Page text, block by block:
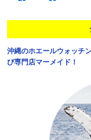
沖縄のホエールウォッチ
び専門店マーメイド！